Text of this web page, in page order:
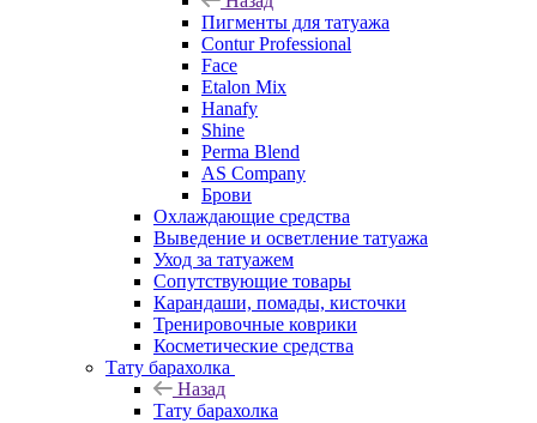
Пигменты для татуажа
Contur Professional
Face
Etalon Mix
Hanafy
Shine
Perma Blend
AS Company
Брови
Охлаждающие средства
Выведение и осветление татуажа
Уход за татуажем
Сопутствующие товары
Карандаши, помады, кисточки
Тренировочные коврики
Косметические средства
Тату барахолка
Назад
Тату барахолка